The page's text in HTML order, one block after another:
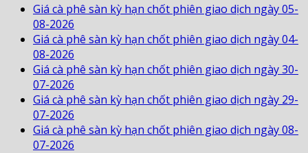
Giá cà phê sàn kỳ hạn chốt phiên giao dịch ngày 05-
08-2026
Giá cà phê sàn kỳ hạn chốt phiên giao dịch ngày 04-
08-2026
Giá cà phê sàn kỳ hạn chốt phiên giao dịch ngày 30-
07-2026
Giá cà phê sàn kỳ hạn chốt phiên giao dịch ngày 29-
07-2026
Giá cà phê sàn kỳ hạn chốt phiên giao dịch ngày 08-
07-2026